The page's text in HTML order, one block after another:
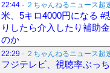
22:44 - ２ちゃんねるニュース超
米、5キロ4000円になる #
りしたら介入したり補助
のか
22:29 - ２ちゃんねるニュース超
フジテレビ、視聴率ぶっ